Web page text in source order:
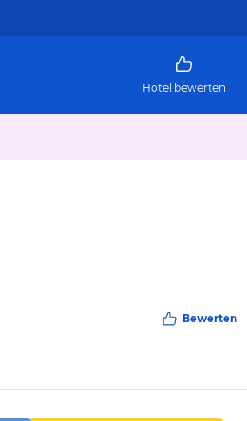
Hotel bewerten
Bewerten